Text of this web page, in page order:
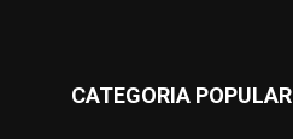
CATEGORIA POPULAR